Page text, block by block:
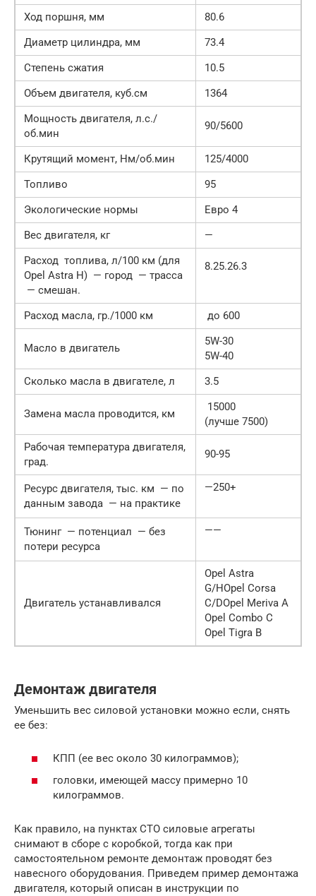
Ход поршня, мм
80.6
Диаметр цилиндра, мм
73.4
Степень сжатия
10.5
Объем двигателя, куб.см
1364
Мощность двигателя, л.с./
об.мин
90/5600
Крутящий момент, Нм/об.мин
125/4000
Топливо
95
Экологические нормы
Евро 4
Вес двигателя, кг
—
Расход топлива, л/100 км (для
Opel Astra H) — город — трасса
— смешан.
8.25.26.3
Расход масла, гр./1000 км до 600
Масло в двигатель
5W-30
5W-40
Сколько масла в двигателе, л
3.5
Замена масла проводится, км
15000
(лучше 7500)
Рабочая температура двигателя,
град.
90-95
Ресурс двигателя, тыс. км — по
данным завода — на практике
—250+
Тюнинг — потенциал — без
потери ресурса
——
Двигатель устанавливался
Opel Astra
G/HOpel Corsa
C/DOpel Meriva A
Opel Combo C
Opel Tigra B
Демонтаж двигателя
Уменьшить вес силовой установки можно если, снять
ее без:
КПП (ее вес около 30 килограммов);
головки, имеющей массу примерно 10
килограммов.
Как правило, на пунктах СТО силовые агрегаты
снимают в сборе с коробкой, тогда как при
самостоятельном ремонте демонтаж проводят без
навесного оборудования. Приведем пример демонтажа
двигателя, который описан в инструкции по